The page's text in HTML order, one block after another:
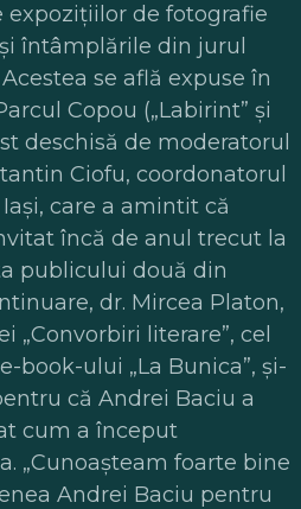
expoziţiilor de fotografie
şi întâmplările din jurul
se află expuse în
Copou („Labirint” şi
deschisă de moderatorul
Ciofu, coordonatorul
care a amintit că
încă de anul trecut la
publicului două din
dr. Mircea Platon,
„Convorbiri literare”, cel
book-ului „La Bunica”, şi-
că Andrei Baciu a
cum a început
„Cunoaşteam foarte bine
Andrei Baciu pentru